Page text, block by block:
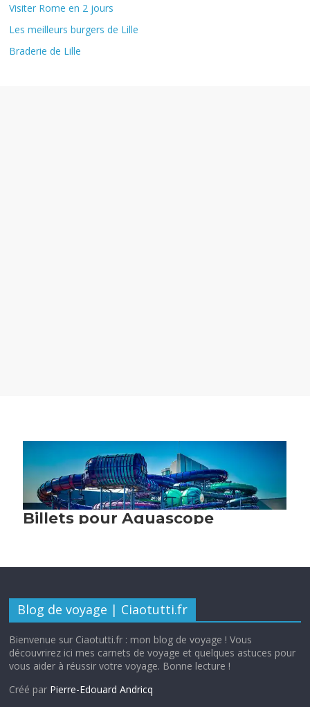
Visiter Rome en 2 jours
Les meilleurs burgers de Lille
Braderie de Lille
Blog de voyage | Ciaotutti.fr
Bienvenue sur Ciaotutti.fr : mon blog de voyage ! Vous
découvrirez ici mes carnets de voyage et quelques astuces pour
vous aider à réussir votre voyage. Bonne lecture !
Créé par Pierre-Edouard Andricq